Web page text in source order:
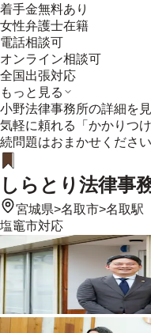
着手金無料あり
女性弁護士在籍
電話相談可
オンライン相談可
全国出張対応
もっと見る
小野法律事務所の詳細を
気軽に頼れる「かかりつ
続問題はおまかせください
しらとり法律事
宮城県>名取市>名取駅
塩竈市対応